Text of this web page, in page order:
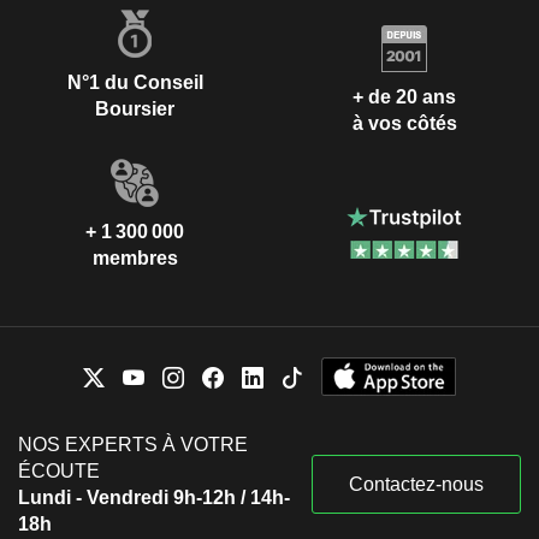
N°1 du Conseil
Boursier
+ de 20 ans
à vos côtés
+ 1 300 000
membres
NOS EXPERTS À VOTRE
ÉCOUTE
Lundi - Vendredi 9h-12h / 14h-
18h
Contactez-nous